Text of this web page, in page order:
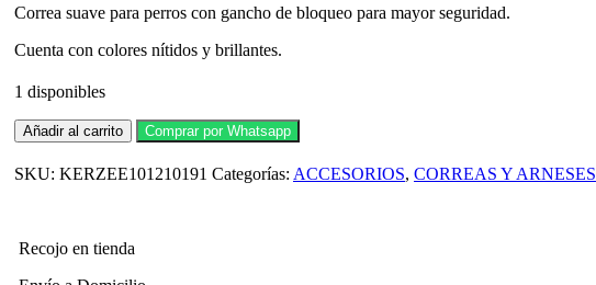
Correa suave para perros con gancho de bloqueo para mayor seguridad.
Cuenta con colores nítidos y brillantes.
1 disponibles
Zeedog
SPLIT
CORREA
Añadir al carrito Comprar por Whatsapp
SKU: KERZEE101210191 Categorías: ACCESORIOS, CORREAS Y ARNESES
Recojo en tienda